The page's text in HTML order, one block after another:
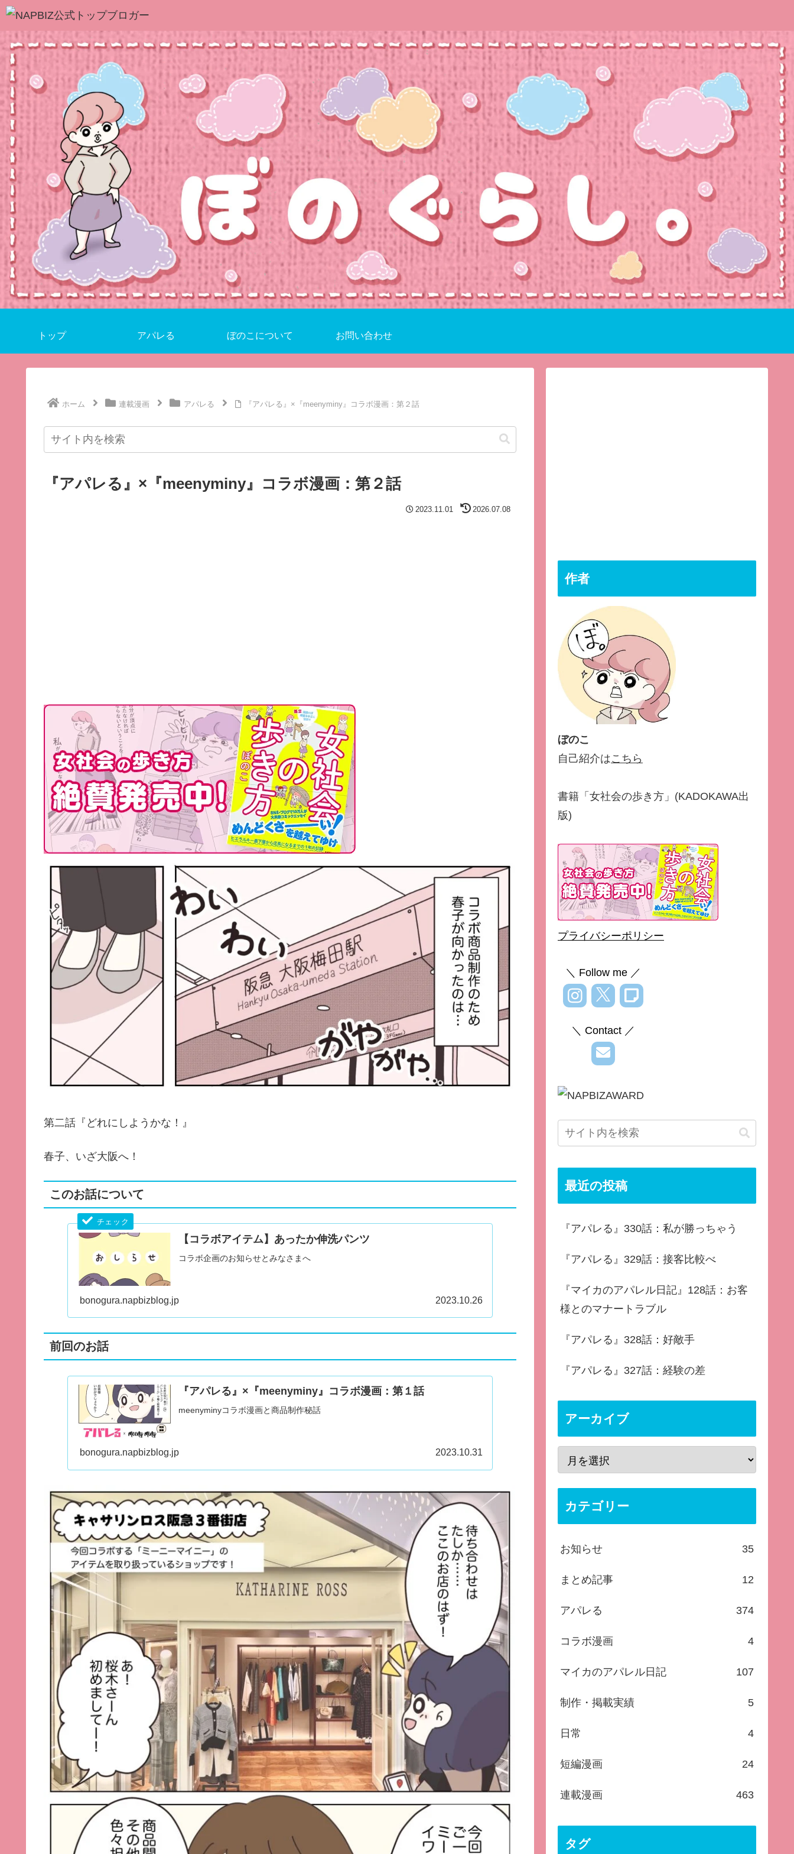
トップ アパレる ぼのこについて お問い合わせ
ホーム 連載漫画 アパレる 『アパレる』×『meenyminy』コラボ漫画：第２話
『アパレる』×『meenyminy』コラボ漫画：第２話
2023.11.01 2026.07.08
第二話『どれにしようかな！』
春子、いざ大阪へ！
このお話について
【コラボアイテム】あったか伸洗パンツ
コラボ企画のお知らせとみなさまへ
bonogura.napbizblog.jp 2023.10.26
前回のお話
『アパレる』×『meenyminy』コラボ漫画：第１話
meenyminyコラボ漫画と商品制作秘話
bonogura.napbizblog.jp 2023.10.31
作者
ぼのこ
自己紹介はこちら
書籍「女社会の歩き方」(KADOKAWA出
版)
プライバシーポリシー
＼ Follow me ／
＼ Contact ／
最近の投稿
『アパレる』330話：私が勝っちゃう
『アパレる』329話：接客比較べ
『マイカのアパレル日記』128話：お客
様とのマナートラブル
『アパレる』328話：好敵手
『アパレる』327話：経験の差
アーカイブ
カテゴリー
お知らせ 35
まとめ記事 12
アパレる 374
コラボ漫画 4
マイカのアパレル日記 107
制作・掲載実績 5
日常 4
短編漫画 24
連載漫画 463
タグ